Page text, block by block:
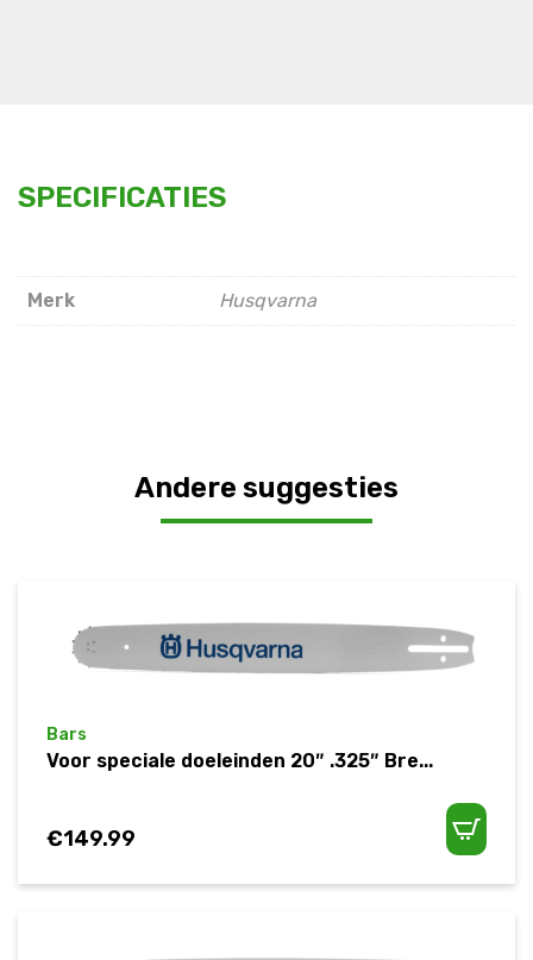
SPECIFICATIES
Merk Husqvarna
Andere suggesties
Bars
Voor speciale doeleinden 20″ .325″ Bre...
€149.99